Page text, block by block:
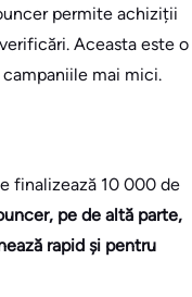
permite achiziții
Aceasta este o
mai mici.
finalizează 10 000 de
pe de altă parte,
rapid și pentru